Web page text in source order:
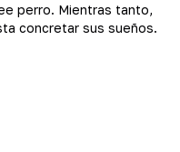
perro. Mientras tanto,
concretar sus sueños.